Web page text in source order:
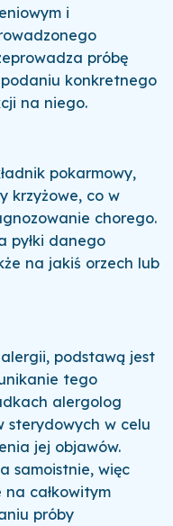
i
próbę
konkretnego
na niego.
pokarmowy,
krzyżowe, co w
chorego.
pyłki danego
na jakiś orzech lub
podstawą jest
tego
alergolog
sterydowych w celu
jej objawów.
samoistnie, więc
całkowitym
próby